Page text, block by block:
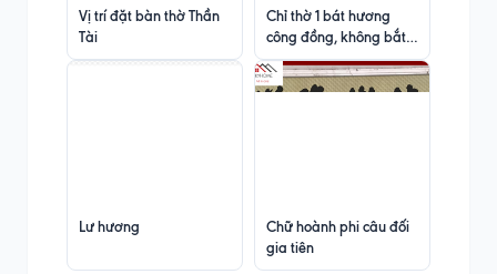
Vị trí đặt bàn thờ Thần
Tài
Chỉ thờ 1 bát hương
công đồng, không bắt
buộc lập 3 bát
Lư hương
Chữ hoành phi câu đối
gia tiên